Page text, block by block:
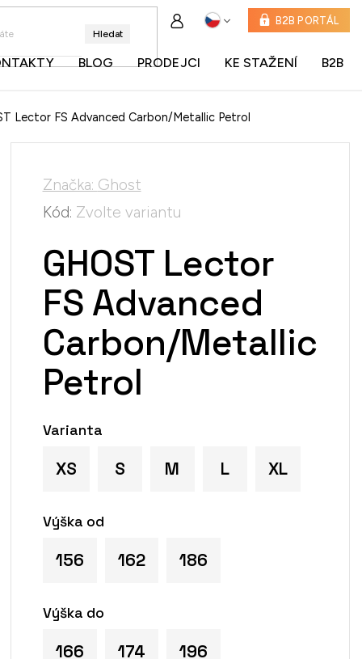
Hledat
B2B PORTÁL
BLOG PRODEJCI KE STAŽENÍ B2B
Lector FS Advanced Carbon/Metallic Petrol
GHOST Lector
FS Advanced
Carbon/Metallic
Petrol
Značka: Ghost
Kód: Zvolte variantu
Varianta
XS S M L XL
Výška od
156 162 186
Výška do
166 174 196